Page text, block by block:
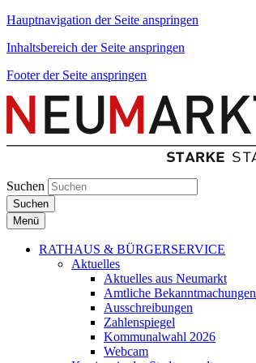
Hauptnavigation der Seite anspringen
Inhaltsbereich der Seite anspringen
Footer der Seite anspringen
Suchen
Suchen
Menü
RATHAUS & BÜRGERSERVICE
Aktuelles
Aktuelles aus Neumarkt
Amtliche Bekanntmachungen
Ausschreibungen
Zahlenspiegel
Kommunalwahl 2026
Webcam